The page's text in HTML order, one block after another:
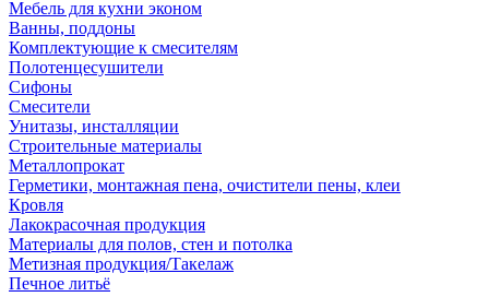
Мебель для кухни эконом
Ванны, поддоны
Комплектующие к смесителям
Полотенцесушители
Сифоны
Смесители
Унитазы, инсталляции
Строительные материалы
Металлопрокат
Герметики, монтажная пена, очистители пены, клеи
Кровля
Лакокрасочная продукция
Материалы для полов, стен и потолка
Метизная продукция/Такелаж
Печное литьё